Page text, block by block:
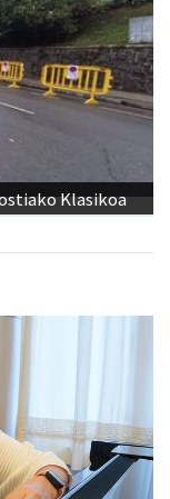
Klasikoa